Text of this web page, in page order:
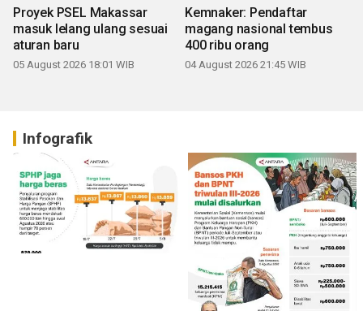
Proyek PSEL Makassar
masuk lelang ulang sesuai
aturan baru
05 August 2026 18:01 WIB
Kemnaker: Pendaftar
magang nasional tembus
400 ribu orang
04 August 2026 21:45 WIB
Infografik